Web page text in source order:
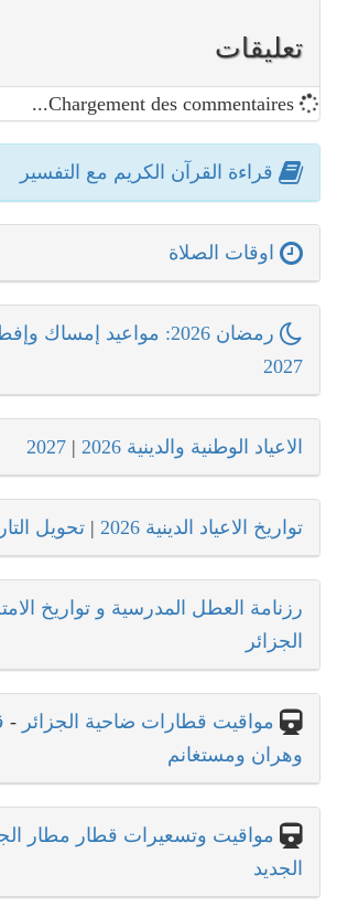
تعليقات
Chargement des commentaires...
قراءة القرآن الكريم مع التفسير
اوقات الصلاة
رمضان 2026: مواعيد إمساك وإفطار
2027
الاعياد الوطنية والدينية 2026 |
2027
تواريخ الاعياد الدينية 2026 | تحويل
رزنامة العطل المدرسية و تواريخ
الجزائر
مواقيت قطارات ضاحية الجزائر -
وهران ومستغانم
مواقيت وتسعيرات قطار مطار
الجديد